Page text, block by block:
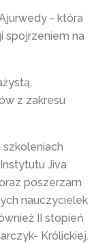
- która
spojrzeniem na
z zakresu
Jiva
poszerzam
nauczycielek
II stopień
Królickiej.